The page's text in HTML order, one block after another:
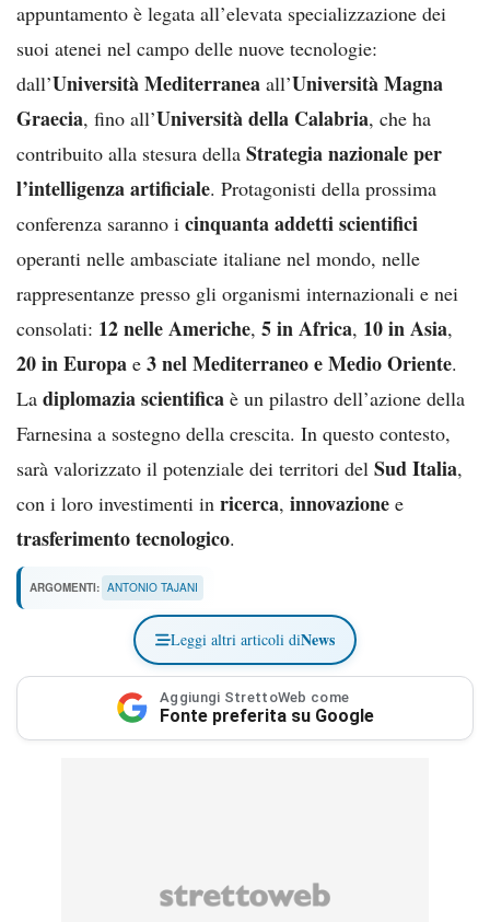
appuntamento è legata all’elevata specializzazione dei
suoi atenei nel campo delle nuove tecnologie:
dall’Università Mediterranea all’Università Magna
Graecia, fino all’Università della Calabria, che ha
contribuito alla stesura della Strategia nazionale per
l’intelligenza artificiale. Protagonisti della prossima
conferenza saranno i cinquanta addetti scientifici
operanti nelle ambasciate italiane nel mondo, nelle
rappresentanze presso gli organismi internazionali e nei
consolati: 12 nelle Americhe, 5 in Africa, 10 in Asia,
20 in Europa e 3 nel Mediterraneo e Medio Oriente.
La diplomazia scientifica è un pilastro dell’azione della
Farnesina a sostegno della crescita. In questo contesto,
sarà valorizzato il potenziale dei territori del Sud Italia,
con i loro investimenti in ricerca, innovazione e
trasferimento tecnologico.
ARGOMENTI: ANTONIO TAJANI
Leggi altri articoli diNews
Aggiungi StrettoWeb come
Fonte preferita su Google